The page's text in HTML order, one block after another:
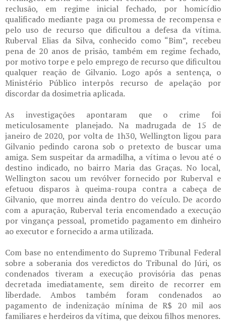
reclusão, em regime inicial fechado, por homicídio
qualificado mediante paga ou promessa de recompensa e
pelo uso de recurso que dificultou a defesa da vítima.
Ruberval Elias da Silva, conhecido como “Bim”, recebeu
pena de 20 anos de prisão, também em regime fechado,
por motivo torpe e pelo emprego de recurso que dificultou
qualquer reação de Gilvanio. Logo após a sentença, o
Ministério Público interpôs recurso de apelação por
discordar da dosimetria aplicada.
As investigações apontaram que o crime foi
meticulosamente planejado. Na madrugada de 15 de
janeiro de 2020, por volta de 1h30, Wellington ligou para
Gilvanio pedindo carona sob o pretexto de buscar uma
amiga. Sem suspeitar da armadilha, a vítima o levou até o
destino indicado, no bairro Maria das Graças. No local,
Wellington sacou um revólver fornecido por Ruberval e
efetuou disparos à queima-roupa contra a cabeça de
Gilvanio, que morreu ainda dentro do veículo. De acordo
com a apuração, Ruberval teria encomendado a execução
por vingança pessoal, prometido pagamento em dinheiro
ao executor e fornecido a arma utilizada.
Com base no entendimento do Supremo Tribunal Federal
sobre a soberania dos veredictos do Tribunal do Júri, os
condenados tiveram a execução provisória das penas
decretada imediatamente, sem direito de recorrer em
liberdade. Ambos também foram condenados ao
pagamento de indenização mínima de R$ 20 mil aos
familiares e herdeiros da vítima, que deixou filhos menores.